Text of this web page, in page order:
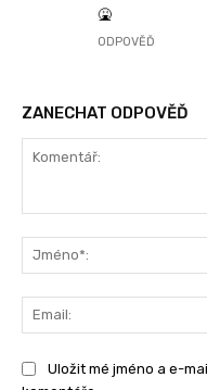
🤮
ODPOVĚĎ
ZANECHAT ODPOVĚĎ
Uložit mé jméno a e-